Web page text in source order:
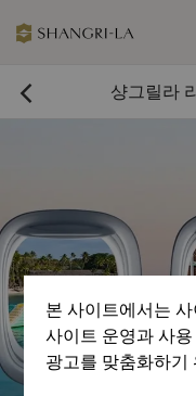
 샹그릴라
지금 객실
본 사이트에서는
사이트 운영과 사
광고를 맞춤화하기